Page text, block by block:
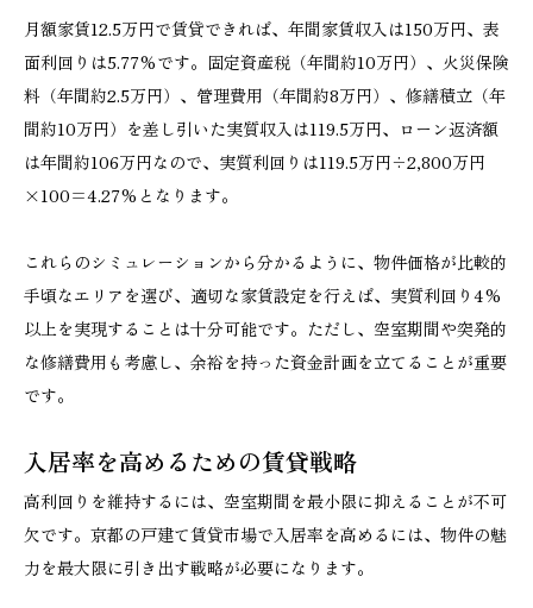
月額家賃12.5万円で賃貸できれば、年間家賃収入は150万円、表
面利回りは5.77%です。固定資産税（年間約10万円）、火災保険
料（年間約2.5万円）、管理費用（年間約8万円）、修繕積立（年
間約10万円）を差し引いた実質収入は119.5万円、ローン返済額
は年間約106万円なので、実質利回りは119.5万円÷2,800万円
×100=4.27%となります。
これらのシミュレーションから分かるように、物件価格が比較的
手頃なエリアを選び、適切な家賃設定を行えば、実質利回り4%
以上を実現することは十分可能です。ただし、空室期間や突発的
な修繕費用も考慮し、余裕を持った資金計画を立てることが重要
です。
入居率を高めるための賃貸戦略
高利回りを維持するには、空室期間を最小限に抑えることが不可
欠です。京都の戸建て賃貸市場で入居率を高めるには、物件の魅
力を最大限に引き出す戦略が必要になります。